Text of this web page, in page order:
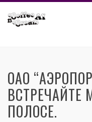
ОАО
ВСТРЕЧАЙТЕ
ПОЛОСЕ.